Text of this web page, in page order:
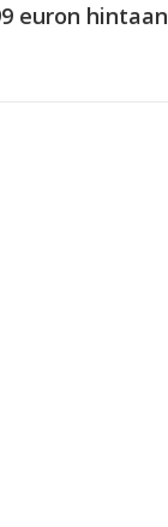
euron hintaan